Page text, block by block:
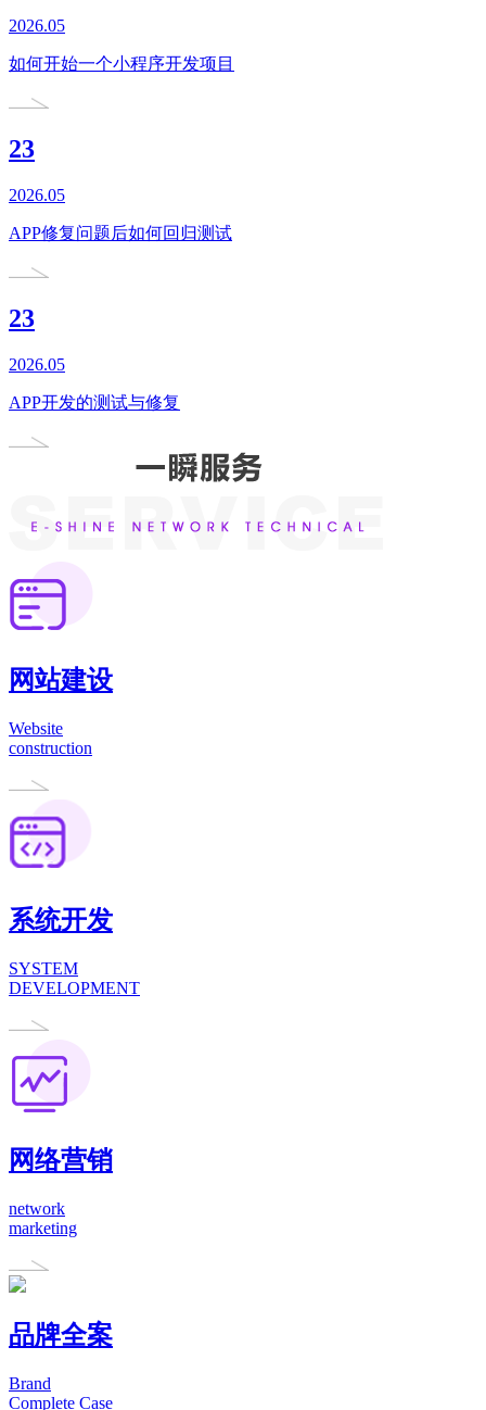
2026.05
如何开始一个小程序开发项目
23
2026.05
APP修复问题后如何回归测试
23
2026.05
APP开发的测试与修复
网站建设
Website
construction
系统开发
SYSTEM
DEVELOPMENT
网络营销
network
marketing
品牌全案
Brand
Complete Case